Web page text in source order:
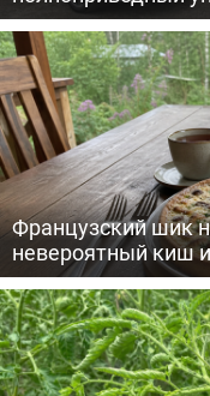
Французский шик
невероятный киш